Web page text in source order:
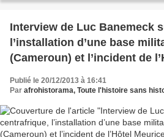
Interview de Luc Banemeck
l’installation d’une base
(Cameroun) et l’incident de
Paris (France).
Publié le 20/12/2013 à 16:41
Par afrohistorama, Toute l'histoire sans